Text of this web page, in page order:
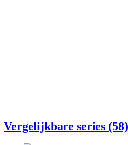
Vergelijkbare series (58)